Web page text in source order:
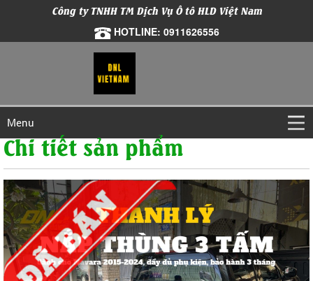
Công ty TNHH TM Dịch Vụ Ô tô HLD Việt Nam
HOTLINE: 0911626556
Menu
Chi tiết sản phẩm